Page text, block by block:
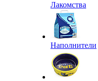
Лакомства
Наполнители